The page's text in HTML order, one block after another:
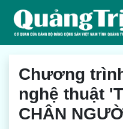
Chương
nghệ thuật
CHÂN